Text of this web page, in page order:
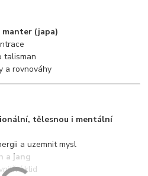
manter (japa)
talisman
a rovnováhy
tělesnou i mentální
a uzemnit mysl
a jang
klid